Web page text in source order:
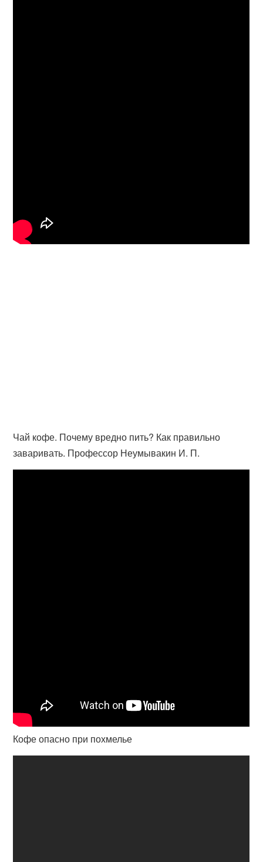
Чай кофе. Почему вредно пить? Как правильно
заваривать. Профессор Неумывакин И. П.
Кофе опасно при похмелье